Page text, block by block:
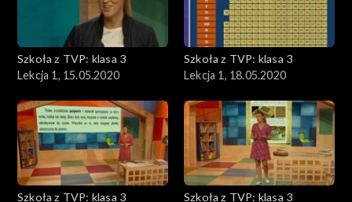
Szkoła z TVP: klasa 3
Lekcja 1, 15.05.2020
Szkoła z TVP: klasa 3
Lekcja 1, 18.05.2020
Szkoła z TVP: klasa 3
Szkoła z TVP: klasa 3